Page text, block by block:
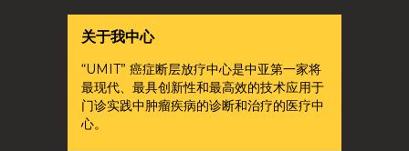
关于我中心
“UMIT” 癌症断层放疗中心是中亚第一家将
最现代、最具创新性和最高效的技术应用于
门诊实践中肿瘤疾病的诊断和治疗的医疗中
心。